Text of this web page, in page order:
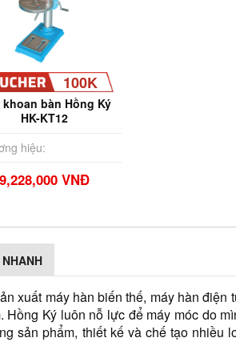
100K
khoan bàn Hồng Ký
HK-KT12
hiệu:
9,228,000 VNĐ
xuất máy hàn biến thế, máy hàn điện
Ký luôn nỗ lực để máy móc do
sản phẩm, thiết kế và chế tạo nhiều